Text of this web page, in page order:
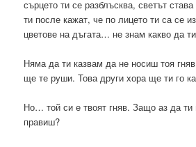
сърцето ти се разблъсква, светът
ти после кажат, че по лицето ти са се
цветове на дъгата… не знам какво да
Няма да ти казвам да не носиш тоя
ще те руши. Това други хора ще ти го
Но… той си е твоят гняв. Защо аз да ти
правиш?